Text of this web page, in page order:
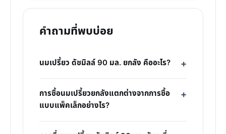
คำถามที่พบบ่อย
นมเปรี้ยว ดัชมิลล์ 90 มล. ยกลัง คืออะไร?
การซื้อนมเปรี้ยวยกลังแตกต่างจากการซื้อ
แบบแพ็คเล็กอย่างไร?